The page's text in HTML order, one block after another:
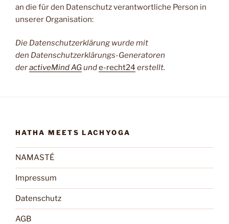
an die für den Datenschutz verantwortliche Person in
unserer Organisation:
Die Datenschutzerklärung wurde mit
den Datenschutzerklärungs-Generatoren
deractiveMind AGunde-recht24 erstellt.
HATHA MEETS LACHYOGA
NAMASTÉ
Impressum
Datenschutz
AGB